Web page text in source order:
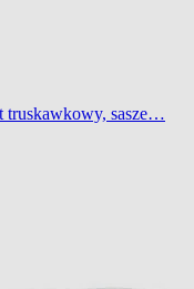
truskawkowy, sasze…